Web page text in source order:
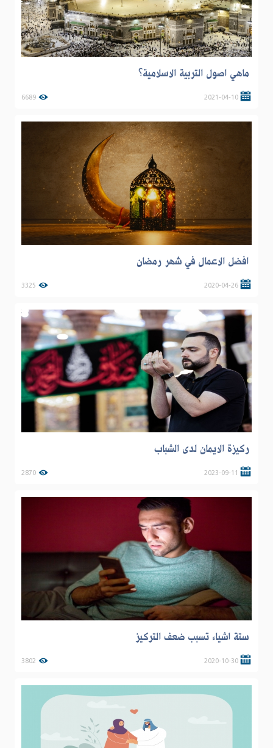
ماهي اصول التربية الاسلامية؟
2021-04-10
6689
افضل الاعمال في شهر رمضان
2020-04-26
3325
ركيزة الايمان لدى الشباب
2023-09-11
2870
ستة اشياء تسبب ضعف التركيز
2020-10-30
3802